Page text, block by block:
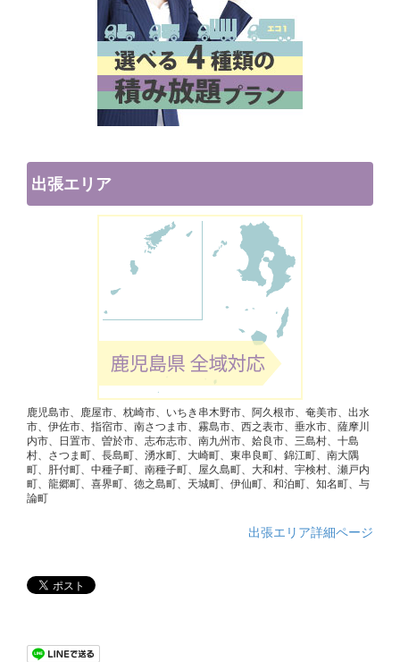
出張エリア
鹿児島市、鹿屋市、枕崎市、いちき串木野市、阿久根市、奄美市、出水
市、伊佐市、指宿市、南さつま市、霧島市、西之表市、垂水市、薩摩川
内市、日置市、曽於市、志布志市、南九州市、姶良市、三島村、十島
村、さつま町、長島町、湧水町、大崎町、東串良町、錦江町、南大隅
町、肝付町、中種子町、南種子町、屋久島町、大和村、宇検村、瀬戸内
町、龍郷町、喜界町、徳之島町、天城町、伊仙町、和泊町、知名町、与
論町
出張エリア詳細ページ